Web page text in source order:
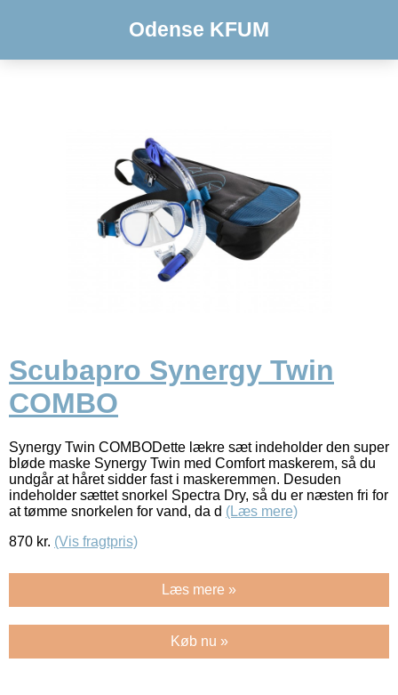
Odense KFUM
Scubapro Synergy Twin
COMBO
Synergy Twin COMBODette lækre sæt indeholder den super
bløde maske Synergy Twin med Comfort maskerem, så du
undgår at håret sidder fast i maskeremmen. Desuden
indeholder sættet snorkel Spectra Dry, så du er næsten fri for
at tømme snorkelen for vand, da d (Læs mere)
870 kr. (Vis fragtpris)
Læs mere »
Køb nu »